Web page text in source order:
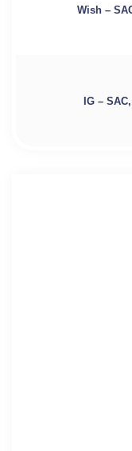
Wish –
IG –